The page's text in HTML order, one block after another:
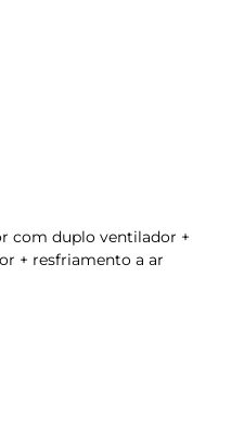
com duplo ventilador +
+ resfriamento a ar